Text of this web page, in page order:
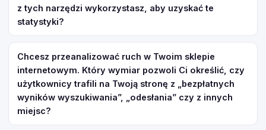
z tych narzędzi wykorzystasz, aby uzyskać te
statystyki?
Chcesz przeanalizować ruch w Twoim sklepie
internetowym. Który wymiar pozwoli Ci określić, czy
użytkownicy trafili na Twoją stronę z „bezpłatnych
wyników wyszukiwania”, „odesłania” czy z innych
miejsc?